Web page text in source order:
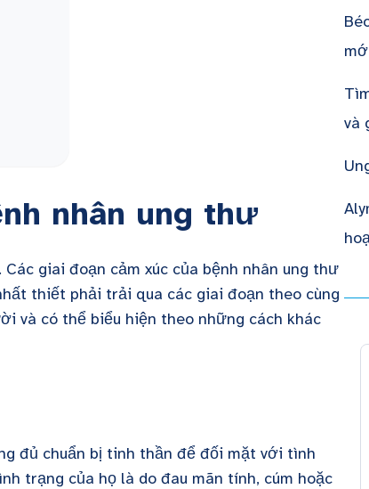
nhân ung thư
giai đoạn cảm xúc của bệnh nhân ung thư
thiết phải trải qua các giai đoạn theo cùng
và có thể biểu hiện theo những cách khác
đủ chuẩn bị tinh thần để đối mặt với tình
trạng của họ là do đau mãn tính, cúm hoặc
và